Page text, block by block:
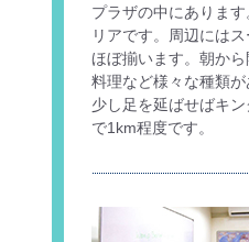
プラザの中にありま
リアです。周辺には
ほぼ揃います。朝か
料理など様々な種類
少し足を延ばせばキ
で1km程度です。